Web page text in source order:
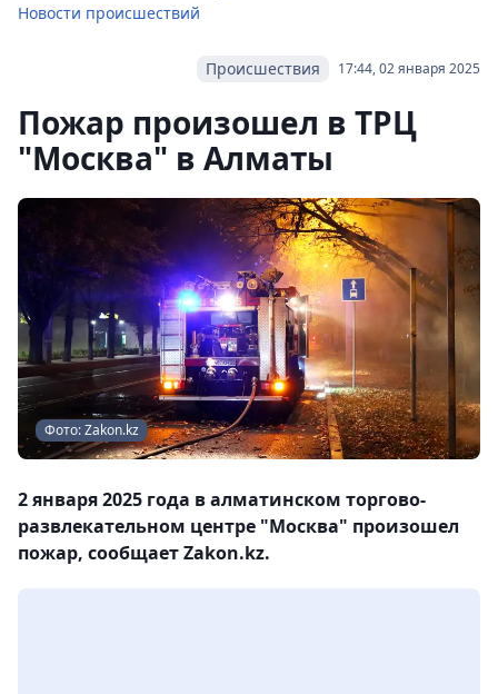
Новости происшествий
17:44, 02 января 2025
Происшествия
Пожар произошел в ТРЦ
"Москва" в Алматы
Фото: Zakon.kz
2 января 2025 года в алматинском торгово-
развлекательном центре "Москва" произошел
пожар, сообщает Zakon.kz.